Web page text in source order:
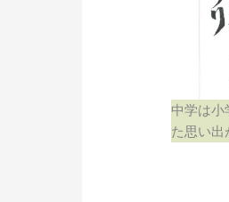
中学は
た思い出